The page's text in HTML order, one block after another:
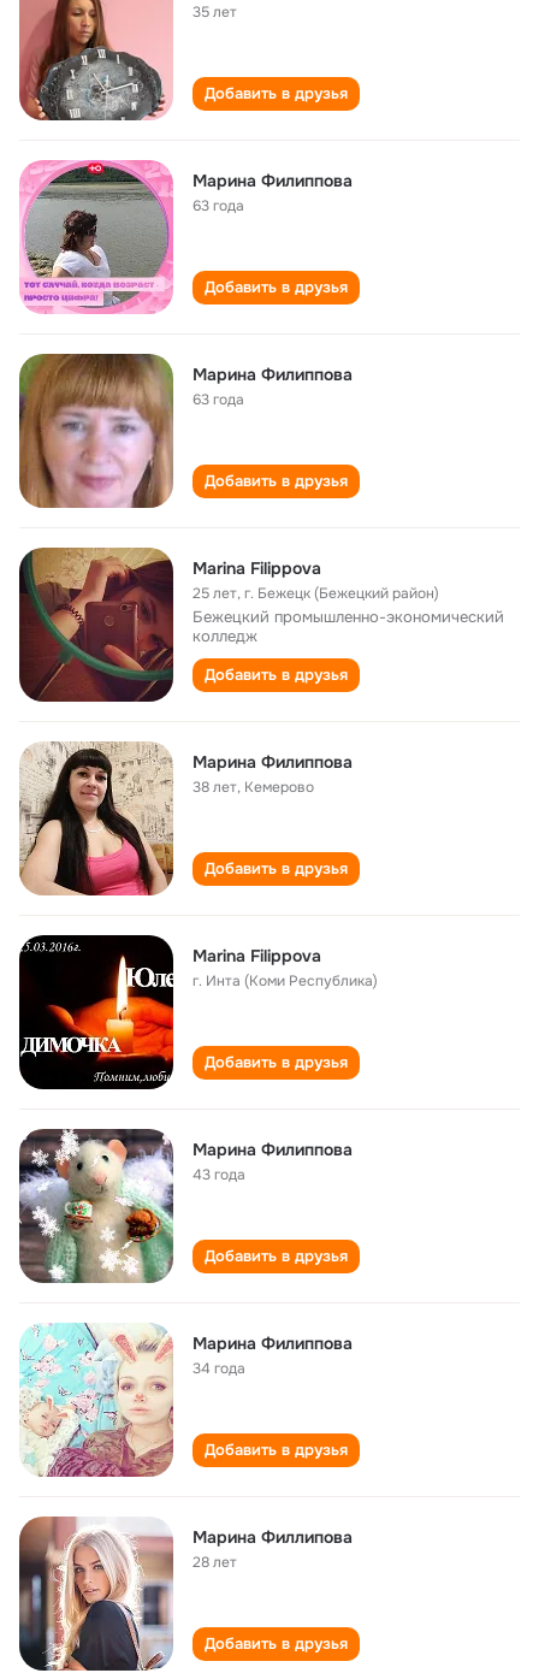
35 лет
Добавить в друзья
Марина Филиппова
63 года
Добавить в друзья
Марина Филиппова
63 года
Добавить в друзья
Marina Filippova
25 лет,г. Бежецк (Бежецкий район)
Бежецкий промышленно-экономический
колледж
Добавить в друзья
Марина Филиппова
38 лет, Кемерово
Добавить в друзья
Marina Filippova
г. Инта (Коми Республика)
Добавить в друзья
Марина Филиппова
43 года
Добавить в друзья
Марина Филиппова
34 года
Добавить в друзья
Марина Филлипова
28 лет
Добавить в друзья